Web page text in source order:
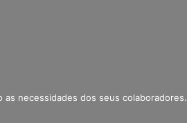
as necessidades dos seus colaboradores.